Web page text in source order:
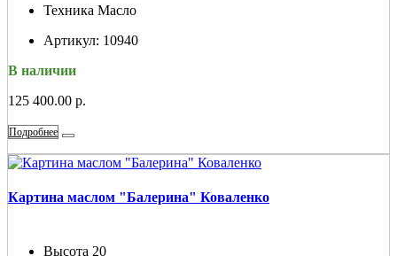
Техника Масло
Артикул: 10940
В наличии
125 400.00 р.
Подробнее
Картина маслом "Балерина" Коваленко
Высота 20